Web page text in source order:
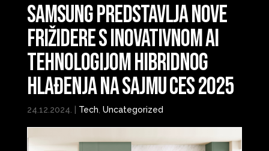
Samsung predstavlja nove
frižidere s inovativnom AI
tehnologijom hibridnog
hlađenja na sajmu CES 2025
24.12.2024. Tech Uncategorized